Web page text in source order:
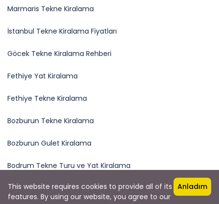
Marmaris Tekne Kiralama
İstanbul Tekne Kiralama Fiyatları
Göcek Tekne Kiralama Rehberi
Fethiye Yat Kiralama
Fethiye Tekne Kiralama
Bozburun Tekne Kiralama
Bozburun Gulet Kiralama
Bodrum Tekne Turu ve Yat Kiralama
This website requires cookies to provide all of its
features. By using our website, you agree to our
Anladım